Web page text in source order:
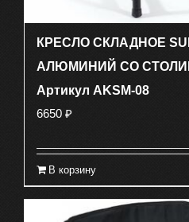
КРЕСЛО СКЛАДНОЕ
АЛЮМИНИЙ СО
Артикул AKSM-08
6650 ₽
В корзину